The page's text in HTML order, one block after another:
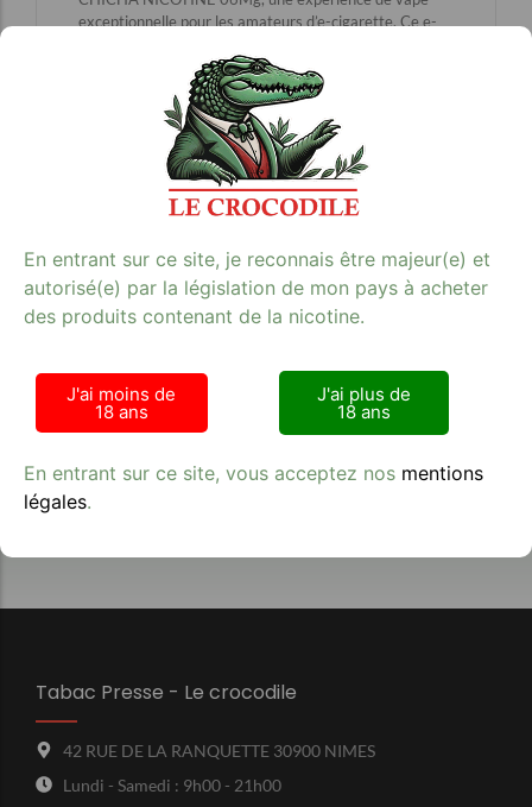
exceptionnelle pour les amateurs d’e-cigarette. Ce e-
de raisin chicha, parfaite pour satisfaire vos envies de
tabac sans compromis. Avec une teneur en nicotine de
06 mg, il est idéal pour les vapoteurs à la recherche
d’un dosage équilibré. Profitez d’une vape douce et
savoureuse grâce à la formule exclusive de NHOSS.
Commandez dès maintenant sur notre site et plongez
dans un univers de plaisir et de qualité. Pour plus de
**Mots-clés :** e-cigarette, tabac, qualité
**Contexte image :** nhoss-10-ml-e-liquide-raisin-
chicha-nicotine-06mg.jpg
Tabac Presse - Le crocodile
42 RUE DE LA RANQUETTE 30900 NIMES
Lundi - Samedi : 9h00 - 21h00
En entrant sur ce site, je reconnais être majeur(e) et
autorisé(e) par la législation de mon pays à acheter
des produits contenant de la nicotine.
J'ai moins de
18 ans
J'ai plus de
18 ans
En entrant sur ce site, vous acceptez nos mentions
légales.